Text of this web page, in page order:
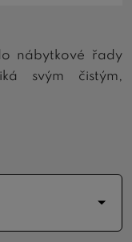
nábytkové řady
svým čistým,